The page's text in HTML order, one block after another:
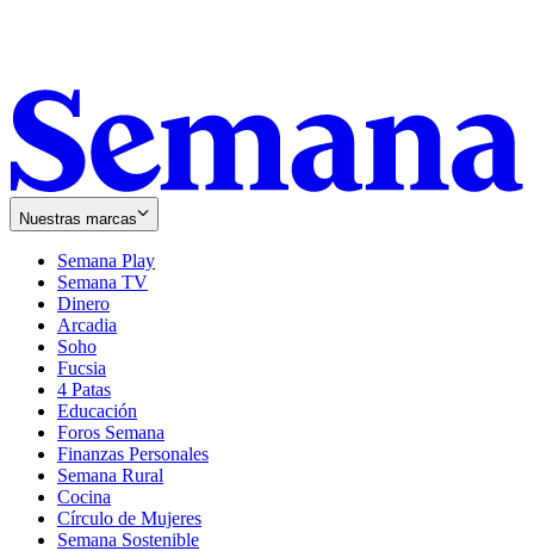
Nuestras marcas
Semana Play
Semana TV
Dinero
Arcadia
Soho
in
new
window
Fucsia
in
new
window
4 Patas
Educación
Foros Semana
Finanzas Personales
Semana Rural
Cocina
Círculo de Mujeres
Semana Sostenible